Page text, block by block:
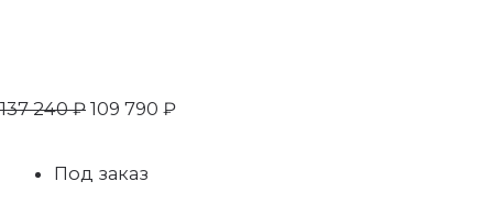
137 240₽ 109 790 ₽
Под заказ